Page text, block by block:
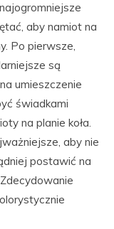
aby namiot na
Po pierwsze,
są
umieszczenie
świadkami
na planie koła.
aby nie
postawić na